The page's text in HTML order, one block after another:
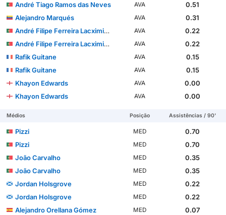
André Tiago Ramos das Neves
AVA
0.51
Alejandro Marqués
AVA
0.31
André Filipe Ferreira Lacximicant
AVA
0.22
André Filipe Ferreira Lacximicant
AVA
0.22
Rafik Guitane
AVA
0.15
Rafik Guitane
AVA
0.15
Khayon Edwards
AVA
0.00
Khayon Edwards
AVA 0.00
Médios Posição Assistências / 90'
Pizzi MED
0.70
Pizzi
MED
0.70
João Carvalho
MED
0.35
João Carvalho
MED
0.35
Jordan Holsgrove
MED
0.22
Jordan Holsgrove
MED
0.22
Alejandro Orellana Gómez
MED
0.07